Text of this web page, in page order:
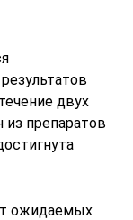
двух
из препаратов
ожидаемых